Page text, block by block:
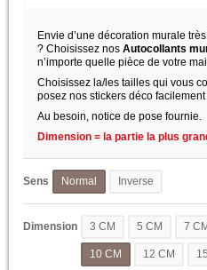
Envie d’une décoration murale
? Choisissez nos Autocollants
n’importe quelle pièce de votre
Choisissez la/les tailles qui vous
posez nos stickers déco
Au besoin, notice de pose fournie.
Dimension = la partie la plus
Sens Normal Inverse
Dimension 3 CM 5 CM 7 CM
10 CM 12 CM